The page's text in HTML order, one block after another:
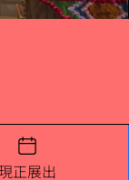
正展出